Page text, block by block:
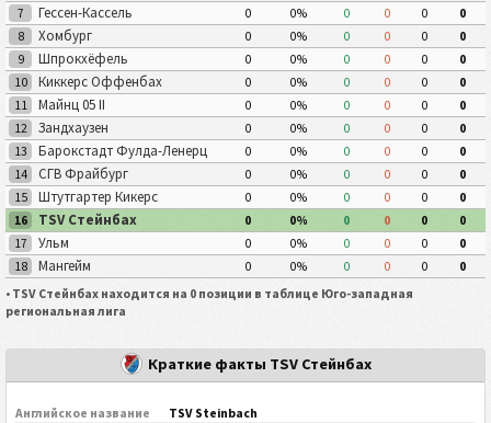
7
Гессен-Кассель 0 0% 0 0 0
0
8
Хомбург 0 0% 0 0 0
0
9
Шпрокхёфель 0 0% 0 0 0
0
10
Киккерс Оффенбах 0 0% 0 0 0
0
11
Майнц 05 II 0 0% 0 0 0
0
12
Зандхаузен 0 0% 0 0 0
0
13
Барокстадт Фулда-Ленерц 0 0% 0 0 0
0
14
СГВ Фрайбург 0 0% 0 0 0
0
15
Штутгартер Кикерс 0 0% 0 0 0
0
16
TSV Стейнбах 0 0% 0 0 0
0
17
Ульм 0 0% 0 0 0
0
18
Мангейм 0 0% 0 0 0
0
• TSV Стейнбах находится на 0 позиции в таблице Юго-западная
региональная лига
Краткие факты TSV Стейнбах
Английское название
TSV Steinbach